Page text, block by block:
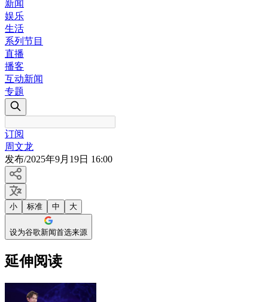
新闻
娱乐
生活
系列节目
直播
播客
互动新闻
专题
订阅
周文龙
发布/2025年9月19日 16:00
小 标准 中 大
设为谷歌新闻首选来源
延伸阅读